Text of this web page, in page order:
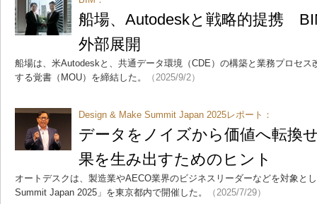
船場、Autodeskと戦略的提携
外部展開
船場は、米Autodeskと、共通データ環境（CDE）の構築と業務プロセス
する覚書（MOU）を締結した。
（2025/9/2）
Design & Make Summit Japan 2025レポート：
データをノイズから価値へ転換
果を生み出すためのヒント
オートデスクは、製造業やAECO業界のビジネスリーダーなどを対象と
Summit Japan 2025」を東京都内で開催した。
（2025/7/29）